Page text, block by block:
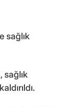
sağlık
sağlık